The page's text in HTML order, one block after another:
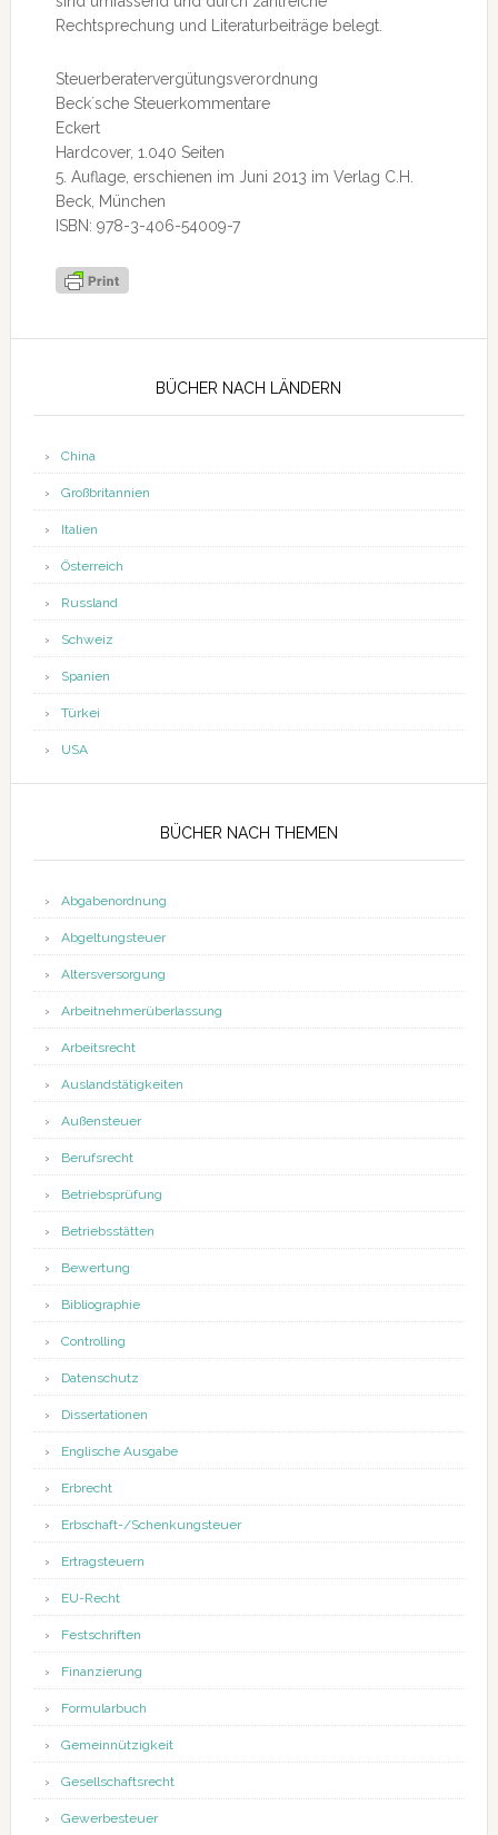
Rechtsprechung und Literaturbeiträge belegt.
Steuerberatervergütungsverordnung
Beck´sche Steuerkommentare
Eckert
Hardcover, 1.040 Seiten
5. Auflage, erschienen im Juni 2013 im Verlag C.H.
Beck, München
ISBN: 978-3-406-54009-7
BÜCHER NACH LÄNDERN
China
Großbritannien
Italien
Österreich
Russland
Schweiz
Spanien
Türkei
USA
BÜCHER NACH THEMEN
Abgabenordnung
Abgeltungsteuer
Altersversorgung
Arbeitnehmerüberlassung
Arbeitsrecht
Auslandstätigkeiten
Außensteuer
Berufsrecht
Betriebsprüfung
Betriebsstätten
Bewertung
Bibliographie
Controlling
Datenschutz
Dissertationen
Englische Ausgabe
Erbrecht
Erbschaft-/Schenkungsteuer
Ertragsteuern
EU-Recht
Festschriften
Finanzierung
Formularbuch
Gemeinnützigkeit
Gesellschaftsrecht
Gewerbesteuer